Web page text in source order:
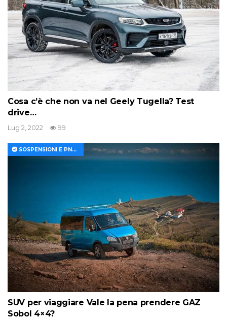
Cosa c’è che non va nel Geely Tugella? Test
drive…
Lug 2, 2022 99
🛞 SOSPENSIONI E PNEUMATICI
SUV per viaggiare Vale la pena prendere GAZ
Sobol 4×4?